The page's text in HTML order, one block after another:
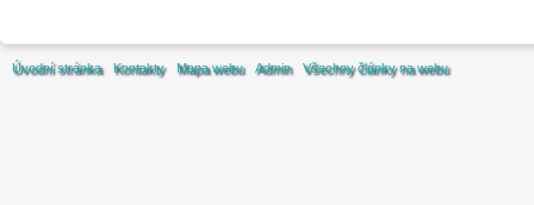
Úvodní stránka Kontakty Mapa webu Admin Všechny články na webu